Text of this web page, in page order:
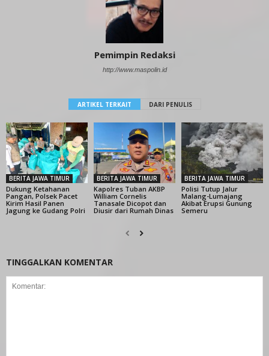
Pemimpin Redaksi
http://www.maspolin.id
ARTIKEL TERKAIT DARI PENULIS
BERITA JAWA TIMUR
Dukung Ketahanan
Pangan, Polsek Pacet
Kirim Hasil Panen
Jagung ke Gudang Polri
BERITA JAWA TIMUR
Kapolres Tuban AKBP
William Cornelis
Tanasale Dicopot dan
Diusir dari Rumah Dinas
BERITA JAWA TIMUR
Polisi Tutup Jalur
Malang-Lumajang
Akibat Erupsi Gunung
Semeru
TINGGALKAN KOMENTAR